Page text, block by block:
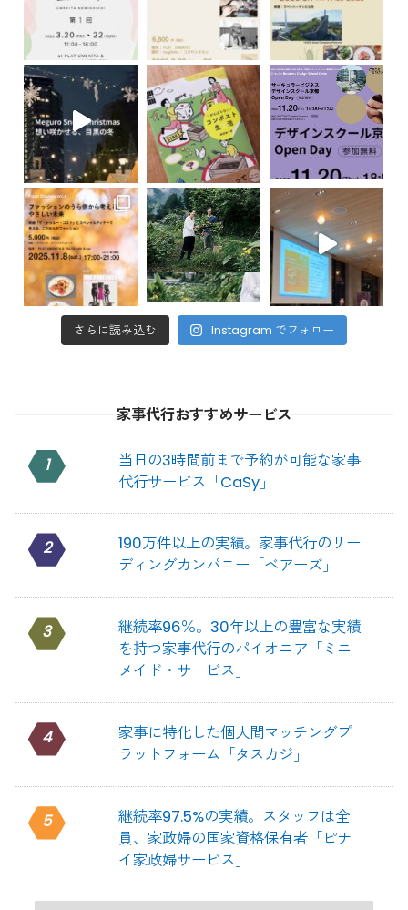
さらに読み込む Instagram でフォロー
家事代行おすすめサービス
1
当日の3時間前まで予約が可能な家事
代行サービス「CaSy」
2
190万件以上の実績。家事代行のリー
ディングカンパニー「ベアーズ」
3
継続率96％。30年以上の豊富な実績
を持つ家事代行のパイオニア「ミニ
メイド・サービス」
4
家事に特化した個人間マッチングプ
ラットフォーム「タスカジ」
5
継続率97.5%の実績。スタッフは全
員、家政婦の国家資格保有者「ピナ
イ家政婦サービス」